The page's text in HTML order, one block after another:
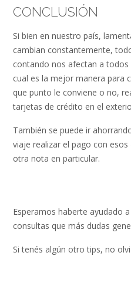
CONCLUSIÓN
Si bien en nuestro país,
cambian constantemente,
contando nos afectan a todos
cual es la mejor manera para
que punto le conviene o no,
tarjetas de crédito en el
También se puede ir
viaje realizar el pago con
otra nota en particular.
Esperamos haberte ayudado
consultas que más dudas
Si tenés algún otro tips, no